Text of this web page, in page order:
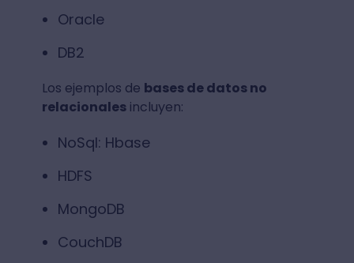
Oracle
DB2
Los ejemplos de bases de datos no
relacionalesincluyen:
NoSql: Hbase
HDFS
MongoDB
CouchDB